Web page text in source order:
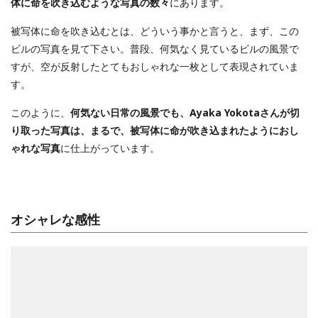
体に命を吹き込むような写真の数々にあります。
被写体に命を吹き込むとは、どういう事かと言うと、まず、この
ビルの写真を見て下さい。普段、何気なく見ているビルの風景で
すが、空が反射したとてもおしゃれな一枚として表現されていま
す。
このように、 何気ない日常の風景でも、Ayaka Yokotaさんが切
り取った写真は、まるで、被写体に命が吹き込まれたようにおし
ゃれな写真に仕上がっています。
オシャレな感性